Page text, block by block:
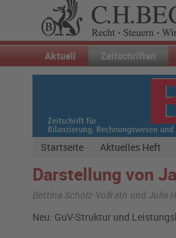
Aktuell Zeitschriften
Startseite Aktuelles Heft
Darstellung von
Bettina Scholz-Vollrath und Julia
Neu: GuV-Struktur und